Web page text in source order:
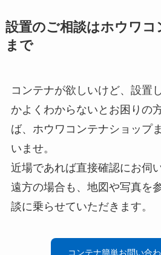
設置のご相談はホウワ
まで
コンテナが欲しいけど、設置
かよくわからないとお困りの
ば、ホウワコンテナショップ
いませ。
近場であれば直接確認にお伺
遠方の場合も、地図や写真を
談に乗らせていただきます。
コンテナ簡単お問い合